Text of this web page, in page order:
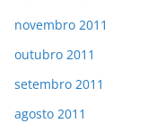
novembro 2011
outubro 2011
setembro 2011
agosto 2011